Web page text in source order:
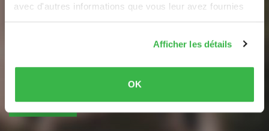
avec d'autres informations que vous leur avez fournies
ou qu'ils ont collectées lors de votre utilisation de leurs
Afficher les détails
OK
d’Erpeldange-sur-Sûre
Nous n'allons jamais vous spammer ou partager vos données
S'inscrire